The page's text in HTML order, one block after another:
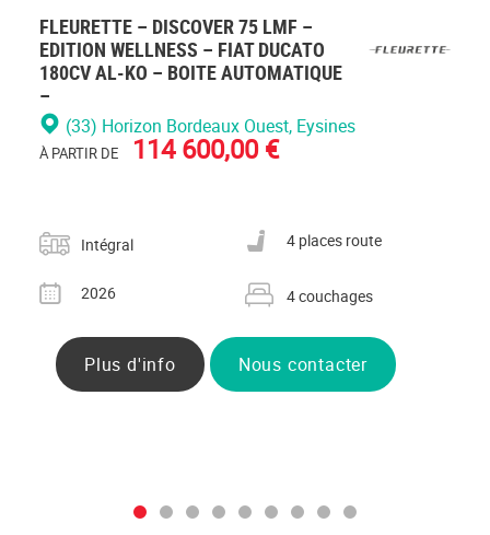
FLEURETTE – DISCOVER 75 LMF –
EDITION WELLNESS – FIAT DUCATO
180CV AL-KO – BOITE AUTOMATIQUE
–
(33) Horizon Bordeaux Ouest, Eysines
À PARTIR DE 114 600,00 €
Catégorie
Intégral
Nombre de places carte grise
4 places route
Année
2026
Nombre de couchages
4 couchages
Plus d'info Nous contacter